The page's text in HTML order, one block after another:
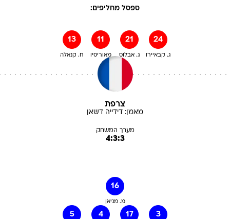
ספסל מחליפים:
13
ח. קנאלה
11
מאוריסיו
21
ג. אבלוס
24
ג. קבאיירו
צרפת
מאמן: דידייה דשאן
מערך המשחק
4:3:3
16
מ. מניאן
5 4 17 3